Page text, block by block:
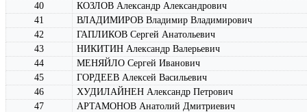
40
КОЗЛОВ Александр Александрович
41
ВЛАДИМИРОВ Владимир Владимирович
42
ГАПЛИКОВ Сергей Анатольевич
43
НИКИТИН Александр Валерьевич
44
МЕНЯЙЛО Сергей Иванович
45
ГОРДЕЕВ Алексей Васильевич
46
ХУДИЛАЙНЕН Александр Петрович
47
АРТАМОНОВ Анатолий Дмитриевич